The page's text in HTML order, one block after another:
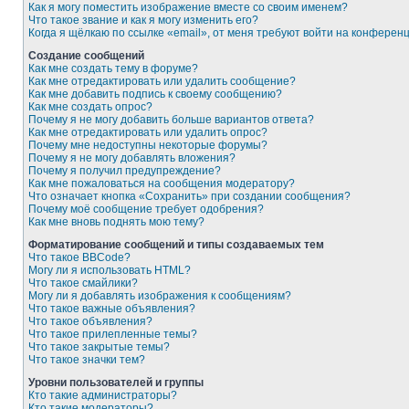
Как я могу поместить изображение вместе со своим именем?
Что такое звание и как я могу изменить его?
Когда я щёлкаю по ссылке «email», от меня требуют войти на
Создание сообщений
Как мне создать тему в форуме?
Как мне отредактировать или удалить сообщение?
Как мне добавить подпись к своему сообщению?
Как мне создать опрос?
Почему я не могу добавить больше вариантов ответа?
Как мне отредактировать или удалить опрос?
Почему мне недоступны некоторые форумы?
Почему я не могу добавлять вложения?
Почему я получил предупреждение?
Как мне пожаловаться на сообщения модератору?
Что означает кнопка «Сохранить» при создании сообщения?
Почему моё сообщение требует одобрения?
Как мне вновь поднять мою тему?
Форматирование сообщений и типы создаваемых тем
Что такое BBCode?
Могу ли я использовать HTML?
Что такое смайлики?
Могу ли я добавлять изображения к сообщениям?
Что такое важные объявления?
Что такое объявления?
Что такое прилепленные темы?
Что такое закрытые темы?
Что такое значки тем?
Уровни пользователей и группы
Кто такие администраторы?